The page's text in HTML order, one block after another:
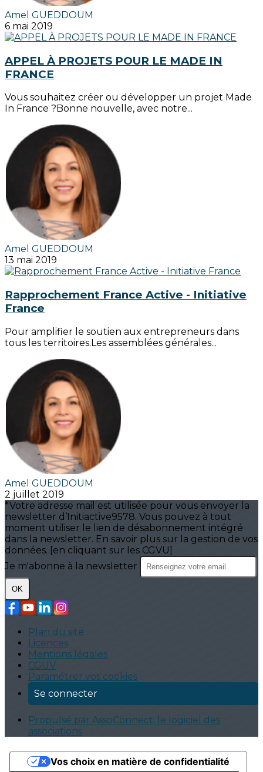
Amel GUEDDOUM
6 mai 2019
APPEL À PROJETS POUR LE MADE IN
FRANCE
Vous souhaitez créer ou développer un projet Made
In France ?Bonne nouvelle, avec notre...
Amel GUEDDOUM
13 mai 2019
Rapprochement France Active - Initiative
France
Pour amplifier le soutien aux entrepreneurs dans
tous les territoires.Les assemblées générales...
Amel GUEDDOUM
2 juillet 2019
*Votre adresse mail est utilisée pour vous envoyer la
newsletter d’Initiactive9578. Vous pouvez à tout
moment utiliser le lien de désabonnement intégré
dans la newsletter. En savoir plus sur la gestion de vos
données. [en cliquant sur les CGVU]
Je m'abonne à la newsletter
OK
Plan du site
Licences
Mentions légales
CGUV
Paramétrer vos cookies
Se connecter
Propulsé par AssoConnect, le logiciel des
associations
Vos choix en matière de confidentialité